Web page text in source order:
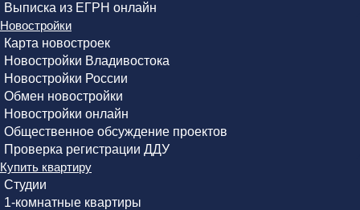
Выписка из ЕГРН онлайн
Новостройки
Карта новостроек
Новостройки Владивостока
Новостройки России
Обмен новостройки
Новостройки онлайн
Общественное обсуждение проектов
Проверка регистрации ДДУ
Купить квартиру
Студии
1-комнатные квартиры